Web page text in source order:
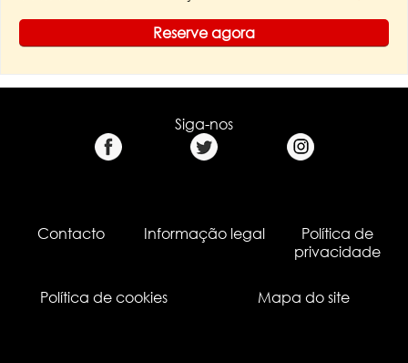
Reserve agora
Siga-nos
Contacto Informação legal
Política de
privacidade
Política de cookies Mapa do site